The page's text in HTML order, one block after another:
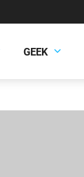
GEEK